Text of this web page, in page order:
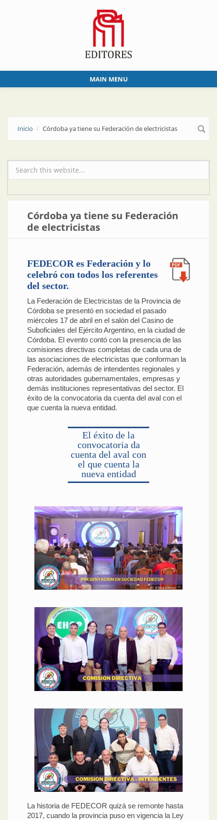
MAIN MENU
Inicio Córdoba ya tiene su Federación de electricistas
Formulario de búsqueda
Córdoba ya tiene su Federación
de electricistas
FEDECOR es Federación y lo
celebró con todos los referentes
del sector.
La Federación de Electricistas de la Provincia de
Córdoba se presentó en sociedad el pasado
miércoles 17 de abril en el salón del Casino de
Suboficiales del Ejército Argentino, en la ciudad de
Córdoba. El evento contó con la presencia de las
comisiones directivas completas de cada una de
las asociaciones de electricistas que conforman la
Federación, además de intendentes regionales y
otras autoridades gubernamentales, empresas y
demás instituciones representativas del sector. El
éxito de la convocatoria da cuenta del aval con el
que cuenta la nueva entidad.
El éxito de la
convocatoria da
cuenta del aval con
el que cuenta la
nueva entidad
La historia de FEDECOR quizá se remonte hasta
2017, cuando la provincia puso en vigencia la Ley